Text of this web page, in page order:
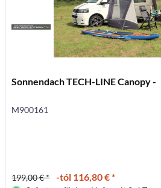
Sonnendach TECH-LINE Canopy -
M900161
199,00 € * -tól 116,80 € *